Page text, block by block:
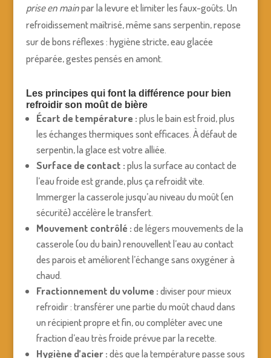
prise en mainpar la levure et limiter les faux-goûts. Un
refroidissement maîtrisé, même sans serpentin, repose
sur de bons réflexes : hygiène stricte, eau glacée
préparée, gestes pensés en amont.
Les principes qui font la différence pour bien
refroidir son moût de bière
Écart de température :plus le bain est froid, plus
les échanges thermiques sont efficaces. À défaut de
serpentin, la glace est votre alliée.
Surface de contact :plus la surface au contact de
l’eau froide est grande, plus ça refroidit vite.
Immerger la casserole jusqu’au niveau du moût (en
sécurité) accélère le transfert.
Mouvement contrôlé :de légers mouvements de la
casserole (ou du bain) renouvellent l’eau au contact
des parois et améliorent l’échange sans oxygéner à
chaud.
Fractionnement du volume :diviser pour mieux
refroidir : transférer une partie du moût chaud dans
un récipient propre et fin, ou compléter avec une
fraction d’eau très froide prévue par la recette.
Hygiène d’acier :dès que la température passe sous